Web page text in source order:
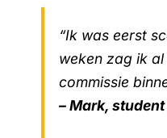
“Ik was eerst
weken zag ik al
commissie
– Mark,